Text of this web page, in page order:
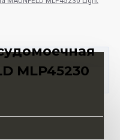
MLP45230